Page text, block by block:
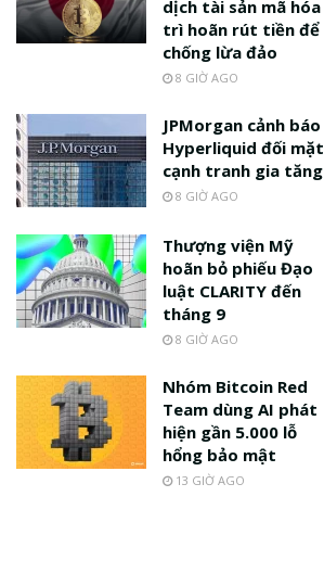
dịch tài sản mã hóa
trì hoãn rút tiền để
chống lừa đảo
8 GIỜ AGO
JPMorgan cảnh báo
Hyperliquid đối mặt
cạnh tranh gia tăng
8 GIỜ AGO
Thượng viện Mỹ
hoãn bỏ phiếu Đạo
luật CLARITY đến
tháng 9
8 GIỜ AGO
Nhóm Bitcoin Red
Team dùng AI phát
hiện gần 5.000 lỗ
hổng bảo mật
13 GIỜ AGO